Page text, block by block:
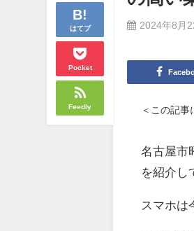
はてブ
Pocket
Feedly
2024年8月
＜この記事
名古屋市
を紹介し
スマホは